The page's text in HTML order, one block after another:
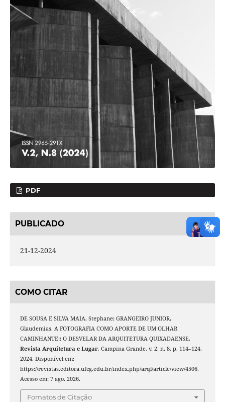
PDF
PUBLICADO
21-12-2024
COMO CITAR
DE SOUSA E SILVA MAIA, Stephane; GRANGEIRO JUNIOR,
Glaudemias. A FOTOGRAFIA COMO APORTE DE UM OLHAR
CAMINHANTE:: O DESVELAR DA ARQUITETURA QUIXADAENSE.
Revista Arquitetura e Lugar, Campina Grande, v. 2, n. 8, p. 114–124,
2024. Disponível em:
https://revistas.editora.ufcg.edu.br/index.php/arql/article/view/4506.
Acesso em: 7 ago. 2026.
Fomatos de Citação